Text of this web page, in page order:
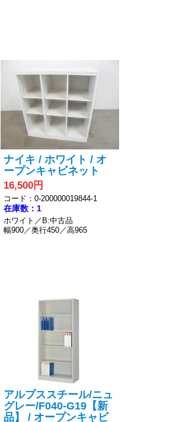
ナイキ / ホワイト / オ
ープンキャビネット
16,500円
コード：0-200000019844-1
在庫数：1
ホワイト／B:中古品
幅900／奥行450／高965
アルプススチール/ニュ
グレー/F040-G19【新
品】 / オープンキャビ